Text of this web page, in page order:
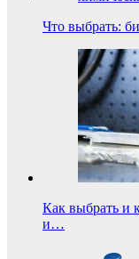
Что выбрать:
Как выбрать и
и…